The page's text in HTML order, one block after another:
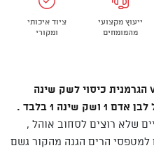
ייעוץ מקצועי
מהמומחים
ציוד איכותי
ומקורי
BIVY BAG של חברת VAUDE הגרמנית כיסוי לשק שינה
שינה 1 בלבד .
שלא רוצים לסחוב אוהל ,
למטפסי הרים הגנה מהקור גשם